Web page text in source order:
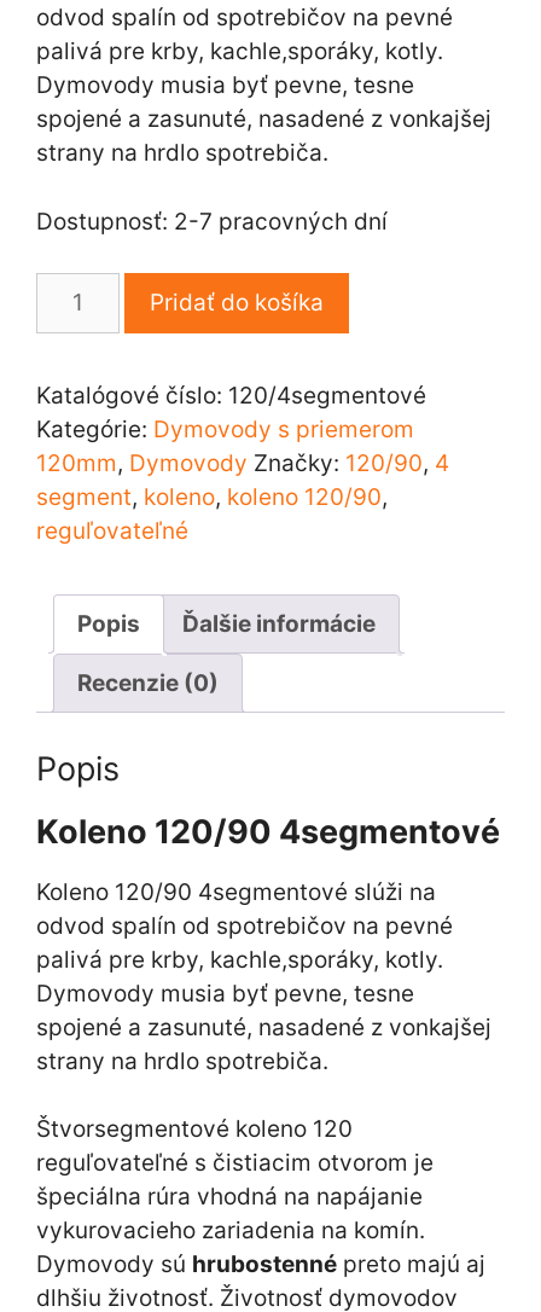
odvod spalín od spotrebičov na pevné
palivá pre krby, kachle,sporáky, kotly.
Dymovody musia byť pevne, tesne
spojené a zasunuté, nasadené z vonkajšej
strany na hrdlo spotrebiča.
Dostupnosť: 2-7 pracovných dní
množstvo
4segmentové
Pridať do košíka
Katalógové číslo: 120/4segmentové
Kategórie: Dymovody s priemerom
120mm, Dymovody Značky: 120/90, 4
segment, koleno, koleno 120/90,
reguľovateľné
Popis Ďalšie informácie
Recenzie (0)
Popis
Koleno 120/90 4segmentové
Koleno 120/90 4segmentové slúži na
odvod spalín od spotrebičov na pevné
palivá pre krby, kachle,sporáky, kotly.
Dymovody musia byť pevne, tesne
spojené a zasunuté, nasadené z vonkajšej
strany na hrdlo spotrebiča.
Štvorsegmentové koleno 120
reguľovateľné s čistiacim otvorom je
špeciálna rúra vhodná na napájanie
vykurovacieho zariadenia na komín.
Dymovody sú hrubostenné preto majú aj
dlhšiu životnosť. Životnosť dymovodov